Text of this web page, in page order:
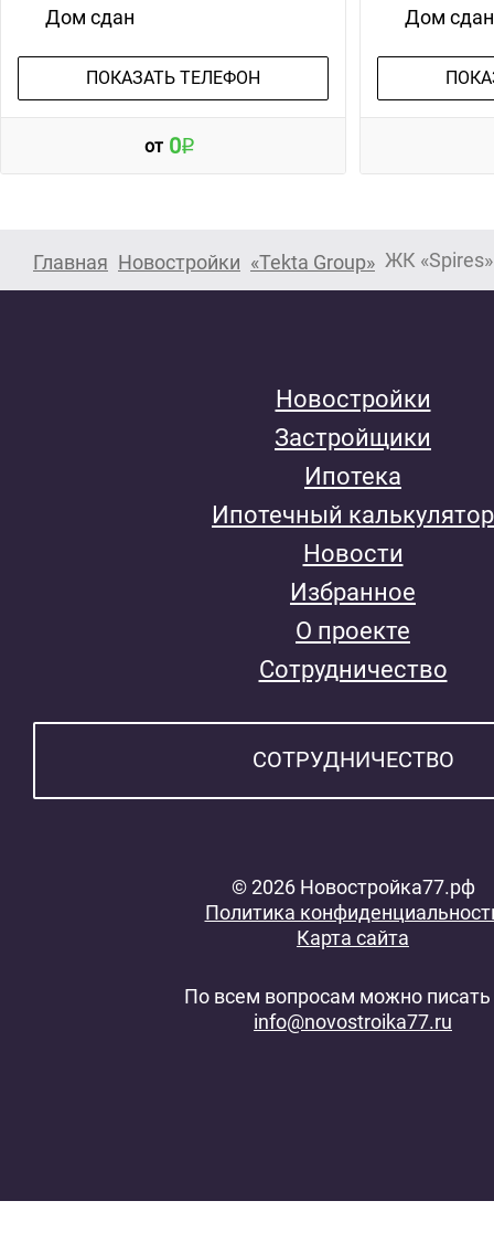
Дом сдан
ПОКАЗАТЬ ТЕЛЕФОН
от 0
Дом сдан
Главная Новостройки «Tekta Group» ЖК
Новостройки
Застройщики
Ипотека
Ипотечный калькулятор
Новости
Избранное
О проекте
Сотрудничество
СОТРУДНИЧЕСТВО
© 2026 Новостройка77.рф
Политика
Карта сайта
По всем вопросам можно писать
info@novostroika77.ru